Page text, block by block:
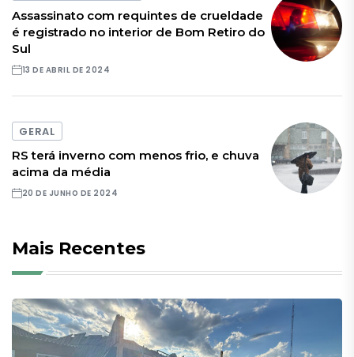
Assassinato com requintes de crueldade
é registrado no interior de Bom Retiro do
Sul
13 DE ABRIL DE 2024
GERAL
RS terá inverno com menos frio, e chuva
acima da média
20 DE JUNHO DE 2024
Mais Recentes